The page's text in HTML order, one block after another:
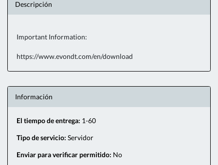
Descripción
Important Information:
https://www.evondt.com/en/download
Información
El tiempo de entrega: 1-60
Tipo de servicio: Servidor
Enviar para verificar permitido: No